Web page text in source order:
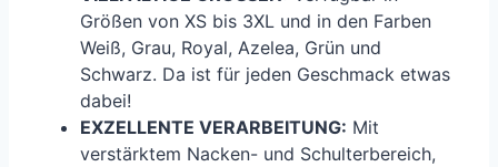
Größen von XS bis 3XL und in den Farben
Weiß, Grau, Royal, Azelea, Grün und
Schwarz. Da ist für jeden Geschmack etwas
dabei!
EXZELLENTE VERARBEITUNG: Mit
verstärktem Nacken- und Schulterbereich,